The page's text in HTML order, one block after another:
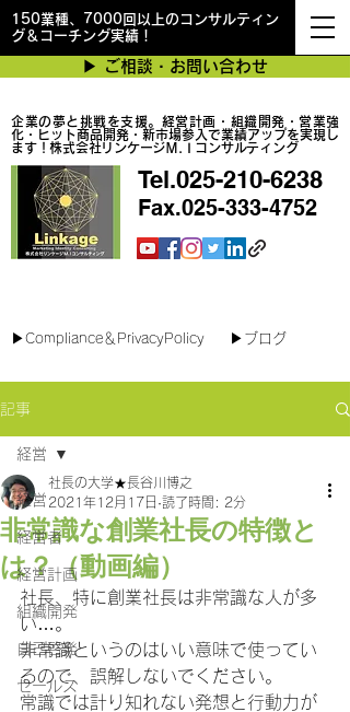
150業種、7000回以上のコンサルティン
グ＆コーチング実績！
企業の夢と挑戦を支援。経営計画・組織開発・営業強
化・ヒット商品開発・新市場参入で業績アップを実現し
ます！株式会社リンケージＭ.Ｉコンサルティング
▶︎ ご相談・お問い合わせ
Tel.025-210-6238
Fax.025-333-4752
▶︎Compliance＆PrivacyPolicy ▶︎ブログ
記事
経営
経営者
経営計画
組織開発
自己啓発
セールス
経営
非常識な創業社長の特徴と
は？（動画編）
社長の大学★長谷川博之
2021年12月17日 読了時間: 2分
社長、特に創業社長は非常識な人が多
い…。
非常識というのはいい意味で使ってい
るので、誤解しないでください。
常識では計り知れない発想と行動力が